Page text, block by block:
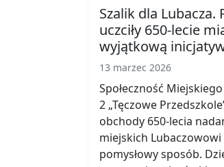
Szalik dla Lubacza.
uczciły 650-lecie
wyjątkową
13 marzec 2026
Społeczność
2 „Tęczowe
obchody 650-lecia
miejskich
pomysłowy sposób.